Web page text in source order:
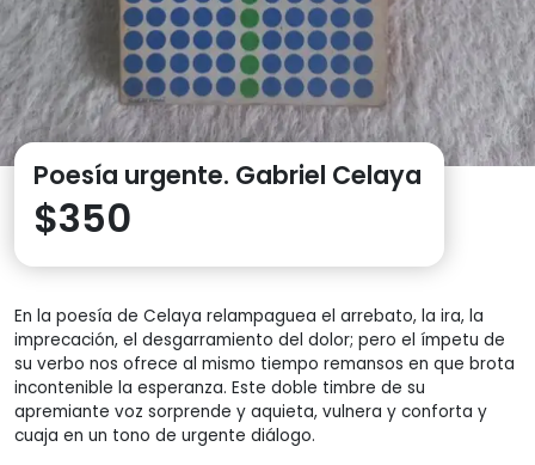
Poesía urgente. Gabriel Celaya
$350
En la poesía de Celaya relampaguea el arrebato, la ira, la
imprecación, el desgarramiento del dolor; pero el ímpetu de
su verbo nos ofrece al mismo tiempo remansos en que brota
incontenible la esperanza. Este doble timbre de su
apremiante voz sorprende y aquieta, vulnera y conforta y
cuaja en un tono de urgente diálogo.